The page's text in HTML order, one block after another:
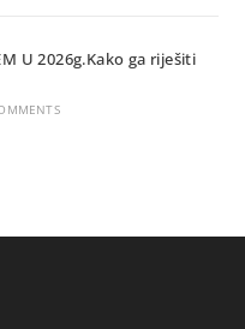
U 2026g.Kako ga riješiti